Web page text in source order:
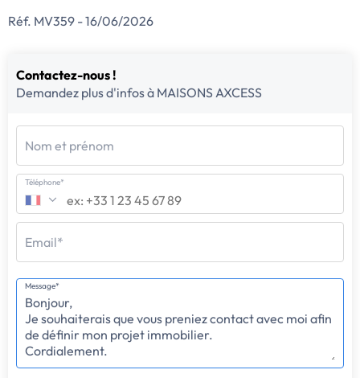
Réf. MV359 - 16/06/2026
Contactez-nous !
Demandez plus d'infos à MAISONS AXCESS
Nom et prénom
Téléphone*
Email*
Message*